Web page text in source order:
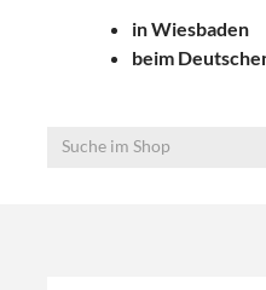
in Wiesbaden
beim